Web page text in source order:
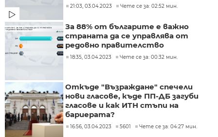
21:03, 03.04.2023 Чете се за: 02:52 мин.
За 88% от българите е важно
страната да се управлява от
редовно правителство
18:35, 03.04.2023 Чете се за: 00:32 мин.
Откъде "Възраждане" спечели
нови гласове, къде ПП-ДБ загуби
гласове и как ИТН стъпи на
бариерата?
16:56, 03.04.2023 5601 Чете се за: 04:27 мин.